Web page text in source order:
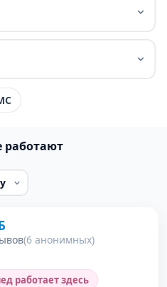
работают
рейтинге
(6 анонимных)
работает здесь